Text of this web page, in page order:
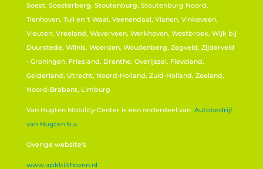
Soest, Soesterberg, Stoutenburg, Stoutenburg Noord,
Tienhoven, Tull en 't Waal, Veenendaal, Vianen, Vinkeveen,
Vleuten, Vreeland, Waverveen, Werkhoven, Westbroek, Wijk bij
Duurstede, Wilnis, Woerden, Woudenberg, Zegveld, Zijderveld
- Groningen, Friesland, Drenthe, Overijssel, Flevoland,
Gelderland, Utrecht, Noord-Holland, Zuid-Holland, Zeeland,
Noord-Brabant, Limburg
Van Hugten Mobility-Center is een onderdeel van Autobedrijf
van Hugten b.v.
Overige website's
www.apkbilthoven.nl